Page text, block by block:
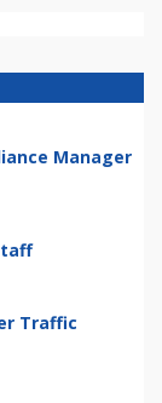
Manager
Traffic